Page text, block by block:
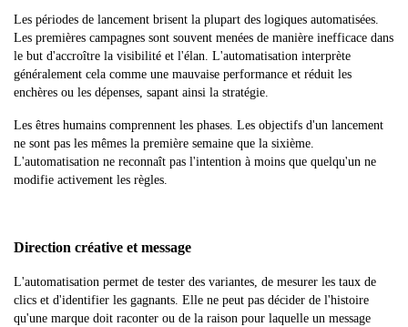
Les périodes de lancement brisent la plupart des logiques automatisées.
Les premières campagnes sont souvent menées de manière inefficace dans
le but d'accroître la visibilité et l'élan. L'automatisation interprète
généralement cela comme une mauvaise performance et réduit les
enchères ou les dépenses, sapant ainsi la stratégie.
Les êtres humains comprennent les phases. Les objectifs d'un lancement
ne sont pas les mêmes la première semaine que la sixième.
L'automatisation ne reconnaît pas l'intention à moins que quelqu'un ne
modifie activement les règles.
Direction créative et message
L'automatisation permet de tester des variantes, de mesurer les taux de
clics et d'identifier les gagnants. Elle ne peut pas décider de l'histoire
qu'une marque doit raconter ou de la raison pour laquelle un message